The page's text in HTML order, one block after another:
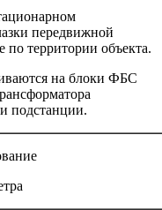
передвижной
по территории объекта.
на блоки ФБС
подстанции.